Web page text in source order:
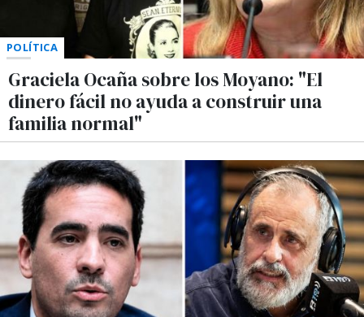
POLÍTICA
Graciela Ocaña sobre los Moyano: "El
dinero fácil no ayuda a construir una
familia normal"